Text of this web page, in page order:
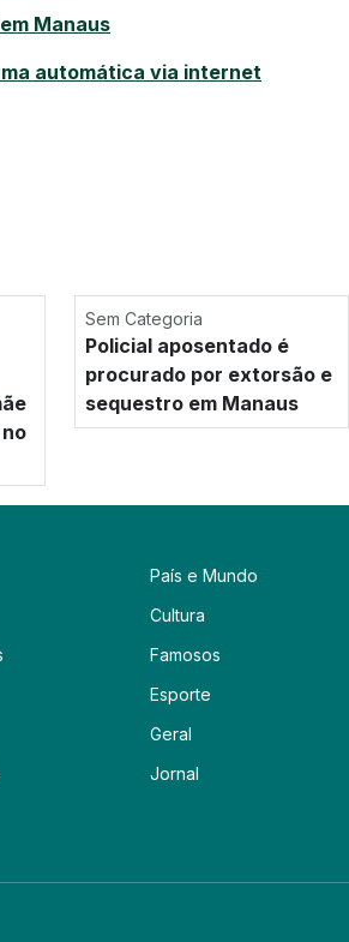
Manaus
automática via internet
Sem Categoria
Policial aposentado é
procurado por extorsão e
sequestro em Manaus
País e Mundo
Cultura
Famosos
Esporte
Geral
Jornal